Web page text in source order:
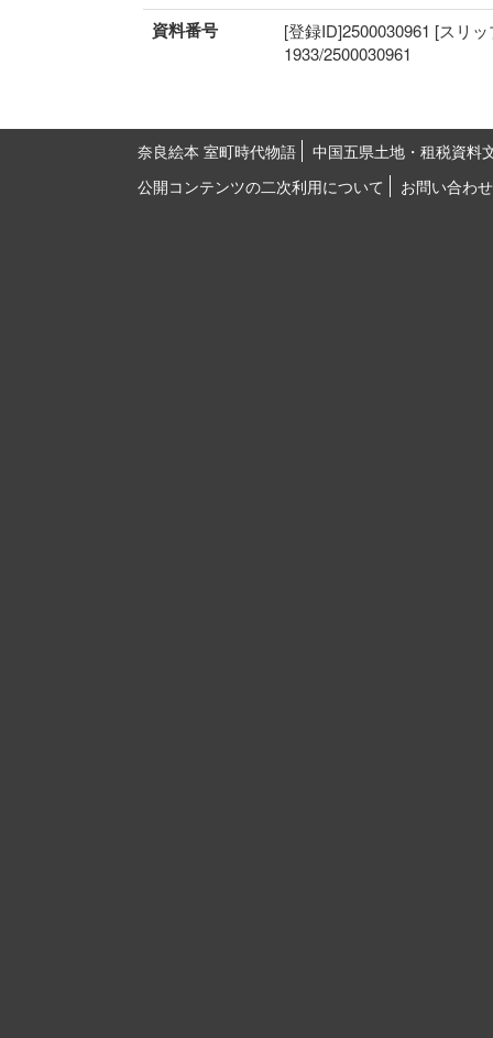
資料番号
[登録ID]2500030961 [スリ
1933/2500030961
奈良絵本 室町時代物語
中国五県土地・租税資料
公開コンテンツの二次利用について
お問い合わせ